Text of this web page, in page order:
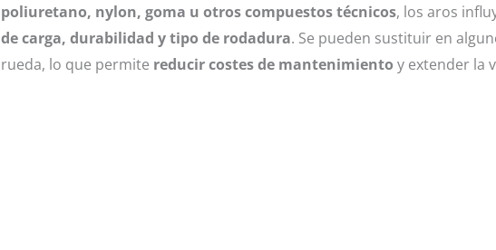
poliuretano, nylon, goma u otros compuestos técnicos, los aros
de carga, durabilidad y tipo de rodadura. Se pueden sustituir en
rueda, lo que permite reducir costes de mantenimiento y extender la